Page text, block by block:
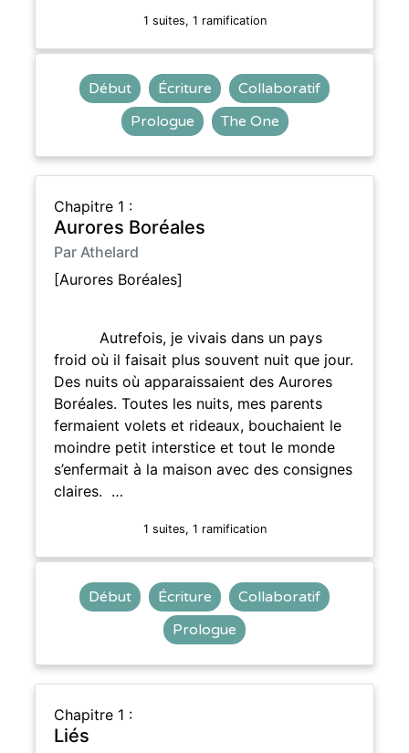
1 suites, 1 ramification
Début Écriture
Collaboratif
Prologue
The One
Chapitre 1 :
Aurores Boréales
Par Athelard
[Aurores Boréales]
Autrefois, je vivais dans un pays
froid où il faisait plus souvent nuit que jour.
Des nuits où apparaissaient des Aurores
Boréales. Toutes les nuits, mes parents
fermaient volets et rideaux, bouchaient le
moindre petit interstice et tout le monde
s’enfermait à la maison avec des consignes
claires. …
1 suites, 1 ramification
Début Écriture
Collaboratif
Prologue
Chapitre 1 :
Liés